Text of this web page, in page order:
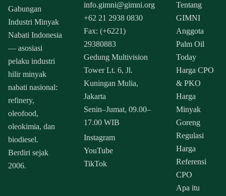
Gabungan
Industri Minyak
Nabati Indonesia
— asosiasi
pelaku industri
hilir minyak
nabati nasional:
refinery,
oleofood,
oleokimia, dan
biodiesel.
Berdiri sejak
2006.
info.gimni@gimni.org
+62 21 2938 0830
Fax: (+6221)
29380883
Gedung Multivision
Tower Lt. 6, Jl.
Kuningan Mulia,
Jakarta
Senin–Jumat, 09.00–
17.00 WIB
Instagram
YouTube
TikTok
Tentang
GIMNI
Anggota
Palm Oil
Today
Harga CPO
& PKO
Harga
Minyak
Goreng
Regulasi
Harga
Referensi
CPO
Apa itu